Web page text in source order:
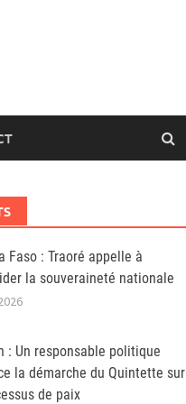
Faso : Traoré appelle à
la souveraineté nationale
: Un responsable politique
la démarche du Quintette sur
de paix